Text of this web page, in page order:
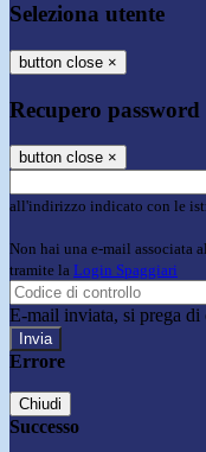
Seleziona utente
button close ×
Recupero password
button close ×
all'indirizzo indicato con le
Non hai una e-mail associata
tramite la Login Spaggiari
E-mail inviata, si prega di
Errore
Chiudi
Successo